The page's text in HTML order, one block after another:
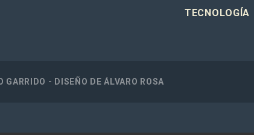
TECNOLOGÍA
GARRIDO - DISEÑO DEÁLVARO ROSA